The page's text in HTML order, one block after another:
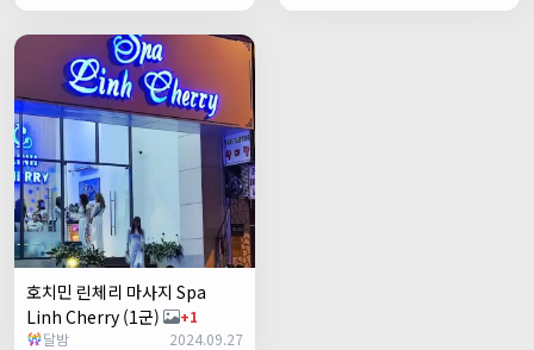
호치민 린체리 마사지 Spa
Linh Cherry (1군)
+1
달밤
2024.09.27